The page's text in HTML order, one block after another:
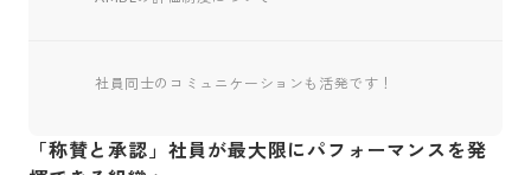
社員同士のコミュニケーションも活発です！
「称賛と承認」社員が最大限にパフォーマンスを発